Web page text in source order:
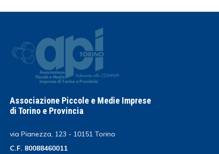
Associazione Piccole e Medie Imprese
di Torino e Provincia
via Pianezza, 123 - 10151 Torino
C.F. 80088460011